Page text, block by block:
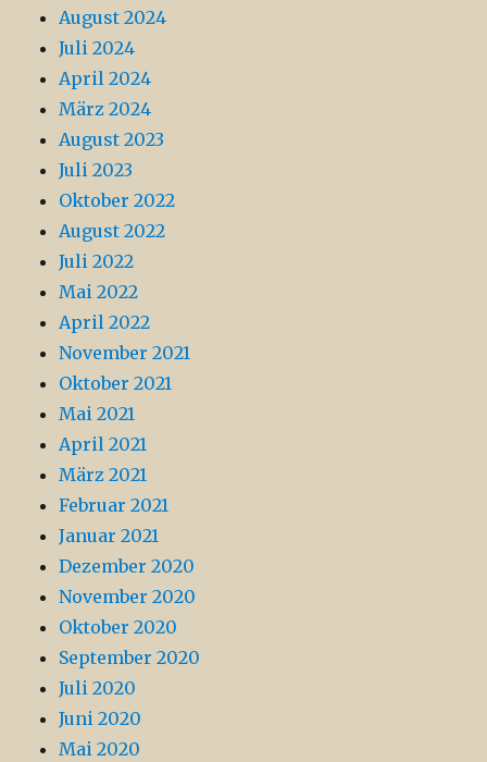
August 2024
Juli 2024
April 2024
März 2024
August 2023
Juli 2023
Oktober 2022
August 2022
Juli 2022
Mai 2022
April 2022
November 2021
Oktober 2021
Mai 2021
April 2021
März 2021
Februar 2021
Januar 2021
Dezember 2020
November 2020
Oktober 2020
September 2020
Juli 2020
Juni 2020
Mai 2020